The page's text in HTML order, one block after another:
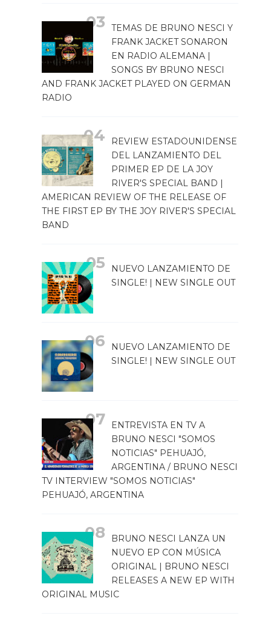
TEMAS DE BRUNO NESCI Y
FRANK JACKET SONARON
EN RADIO ALEMANA |
SONGS BY BRUNO NESCI
AND FRANK JACKET PLAYED ON GERMAN
RADIO
REVIEW ESTADOUNIDENSE
DEL LANZAMIENTO DEL
PRIMER EP DE LA JOY
RIVER'S SPECIAL BAND |
AMERICAN REVIEW OF THE RELEASE OF
THE FIRST EP BY THE JOY RIVER'S SPECIAL
BAND
NUEVO LANZAMIENTO DE
SINGLE! | NEW SINGLE OUT
NUEVO LANZAMIENTO DE
SINGLE! | NEW SINGLE OUT
ENTREVISTA EN TV A
BRUNO NESCI "SOMOS
NOTICIAS" PEHUAJÓ,
ARGENTINA / BRUNO NESCI
TV INTERVIEW "SOMOS NOTICIAS"
PEHUAJÓ, ARGENTINA
BRUNO NESCI LANZA UN
NUEVO EP CON MÚSICA
ORIGINAL | BRUNO NESCI
RELEASES A NEW EP WITH
ORIGINAL MUSIC